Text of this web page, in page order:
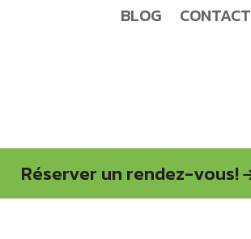
BLOG
CONTACT
Réserver un rendez-vous!